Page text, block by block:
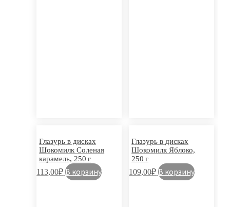
Глазурь в дисках
Шокомилк Соленая
карамель, 250 г
113,00₽ В корзину
Глазурь в дисках
Шокомилк Яблоко,
250 г
109,00₽ В корзину